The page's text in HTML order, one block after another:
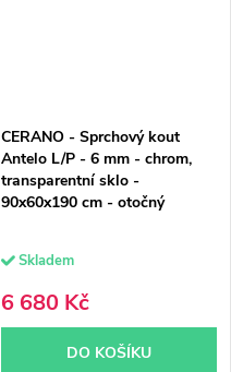
CERANO - Sprchový kout
Antelo L/P - 6 mm - chrom,
transparentní sklo -
90x60x190 cm - otočný
Skladem
6 680 Kč
DO KOŠÍKU